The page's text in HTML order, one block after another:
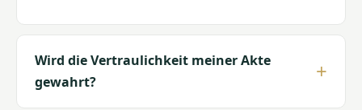
Wird die Vertraulichkeit meiner Akte
gewahrt?